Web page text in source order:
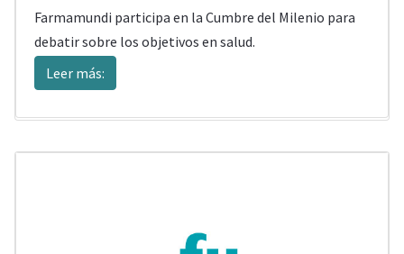
Farmamundi participa en la Cumbre del Milenio para
debatir sobre los objetivos en salud.
Leer más: